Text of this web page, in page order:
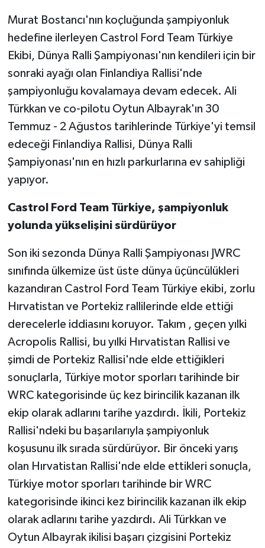
Murat Bostancı'nın koçluğunda şampiyonluk
hedefine ilerleyen Castrol Ford Team Türkiye
Ekibi, Dünya Ralli Şampiyonası'nın kendileri için bir
sonraki ayağı olan Finlandiya Rallisi'nde
şampiyonluğu kovalamaya devam edecek. Ali
Türkkan ve co-pilotu Oytun Albayrak'ın 30
Temmuz - 2 Ağustos tarihlerinde Türkiye'yi temsil
edeceği Finlandiya Rallisi, Dünya Ralli
Şampiyonası'nın en hızlı parkurlarına ev sahipliği
yapıyor.
Castrol Ford Team Türkiye, şampiyonluk
yolunda yükselişini sürdürüyor
Son iki sezonda Dünya Ralli Şampiyonası JWRC
sınıfında ülkemize üst üste dünya üçüncülükleri
kazandıran Castrol Ford Team Türkiye ekibi, zorlu
Hırvatistan ve Portekiz rallilerinde elde ettiği
derecelerle iddiasını koruyor. Takım , geçen yılki
Acropolis Rallisi, bu yılki Hırvatistan Rallisi ve
şimdi de Portekiz Rallisi'nde elde ettiğikleri
sonuçlarla, Türkiye motor sporları tarihinde bir
WRC kategorisinde üç kez birincilik kazanan ilk
ekip olarak adlarını tarihe yazdırdı. İkili, Portekiz
Rallisi'ndeki bu başarılarıyla şampiyonluk
koşusunu ilk sırada sürdürüyor. Bir önceki yarış
olan Hırvatistan Rallisi'nde elde ettikleri sonuçla,
Türkiye motor sporları tarihinde bir WRC
kategorisinde ikinci kez birincilik kazanan ilk ekip
olarak adlarını tarihe yazdırdı. Ali Türkkan ve
Oytun Albayrak ikilisi başarı çizgisini Portekiz